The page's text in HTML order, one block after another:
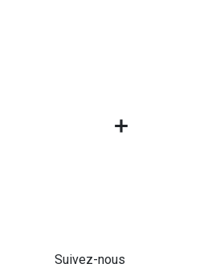
Suivez-nous